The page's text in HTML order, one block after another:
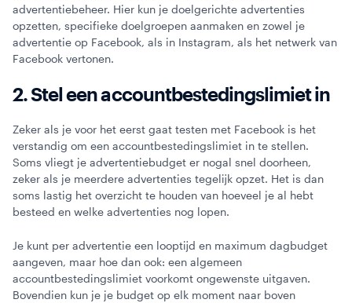
advertentiebeheer. Hier kun je doelgerichte advertenties
opzetten, specifieke doelgroepen aanmaken en zowel je
advertentie op Facebook, als in Instagram, als het netwerk van
Facebook vertonen.
2. Stel een accountbestedingslimiet in
Zeker als je voor het eerst gaat testen met Facebook is het
verstandig om een accountbestedingslimiet in te stellen.
Soms vliegt je advertentiebudget er nogal snel doorheen,
zeker als je meerdere advertenties tegelijk opzet. Het is dan
soms lastig het overzicht te houden van hoeveel je al hebt
besteed en welke advertenties nog lopen.
Je kunt per advertentie een looptijd en maximum dagbudget
aangeven, maar hoe dan ook: een algemeen
accountbestedingslimiet voorkomt ongewenste uitgaven.
Bovendien kun je je budget op elk moment naar boven